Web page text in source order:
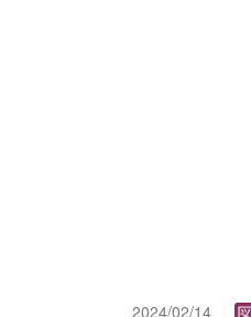
2024/02/14